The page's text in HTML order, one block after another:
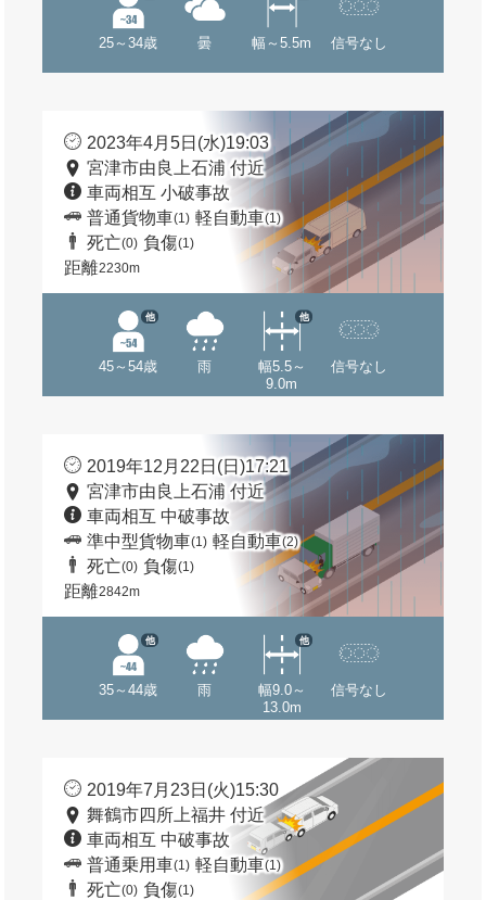
25～34歳 曇 幅～5.5m 信号なし
2023年4月5日(水)19:03
宮津市由良上石浦 付近
車両相互 小破事故
普通貨物車(1) 軽自動車(1)
死亡(0) 負傷(1)
距離2230m
45～54歳
他
雨
幅5.5～
9.0m
他
信号なし
2019年12月22日(日)17:21
宮津市由良上石浦 付近
車両相互 中破事故
準中型貨物車(1) 軽自動車(2)
死亡(0) 負傷(1)
距離2842m
35～44歳
他
雨
幅9.0～
13.0m
他
信号なし
2019年7月23日(火)15:30
舞鶴市四所上福井 付近
車両相互 中破事故
普通乗用車(1) 軽自動車(1)
死亡(0) 負傷(1)